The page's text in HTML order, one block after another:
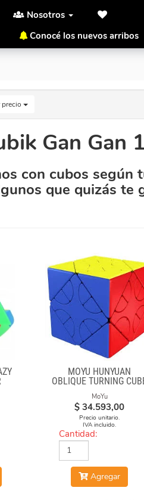
Nosotros
Conocé los nuevos arribos
Gan Gan
con cubos según
que quizás te
MOYU HUNYUAN
OBLIQUE TURNING
2 MIUP SKEWB
MoYu
$ 34.593,00
Precio unitario.
IVA incluido.
Cantidad:
Agregar